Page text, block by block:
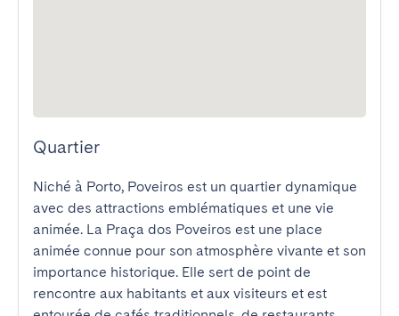
Quartier
Niché à Porto, Poveiros est un quartier dynamique
avec des attractions emblématiques et une vie
animée. La Praça dos Poveiros est une place
animée connue pour son atmosphère vivante et son
importance historique. Elle sert de point de
rencontre aux habitants et aux visiteurs et est